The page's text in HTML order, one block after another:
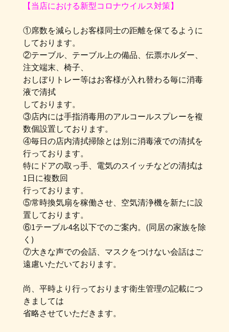
【当店における新型コロナウイルス対策】
①席数を減らしお客様同士の距離を保てるように
しております。
②テーブル、テーブル上の備品、伝票ホルダー、
注文端末、椅子、
おしぼりトレー等はお客様が入れ替わる毎に消毒
液で清拭
しております。
③店内には手指消毒用のアルコールスプレーを複
数個設置しております。
④毎日の店内清拭掃除とは別に消毒液での清拭を
行っております。
特にドアの取っ手、電気のスイッチなどの清拭は
1日に複数回
行っております。
⑤常時換気扇を稼働させ、空気清浄機を新たに設
置しております。
⑥1テーブル4名以下でのご案内。(同居の家族を除
く)
⑦大きな声での会話、マスクをつけない会話はご
遠慮いただいております。
尚、平時より行っております衛生管理の記載につ
きましては
省略させていただきます。